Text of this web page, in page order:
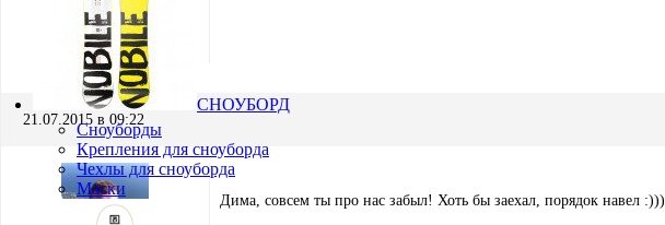
СНОУБОРД
Сноуборды
Крепления для сноуборда
Чехлы для сноуборда
Маски
Dmitry Sh.
Участник
21.07.2015 в 09:22
Дима, совсем ты про нас забыл! Хоть бы заехал, порядок навел :)))